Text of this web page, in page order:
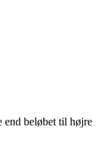
end beløbet til højre